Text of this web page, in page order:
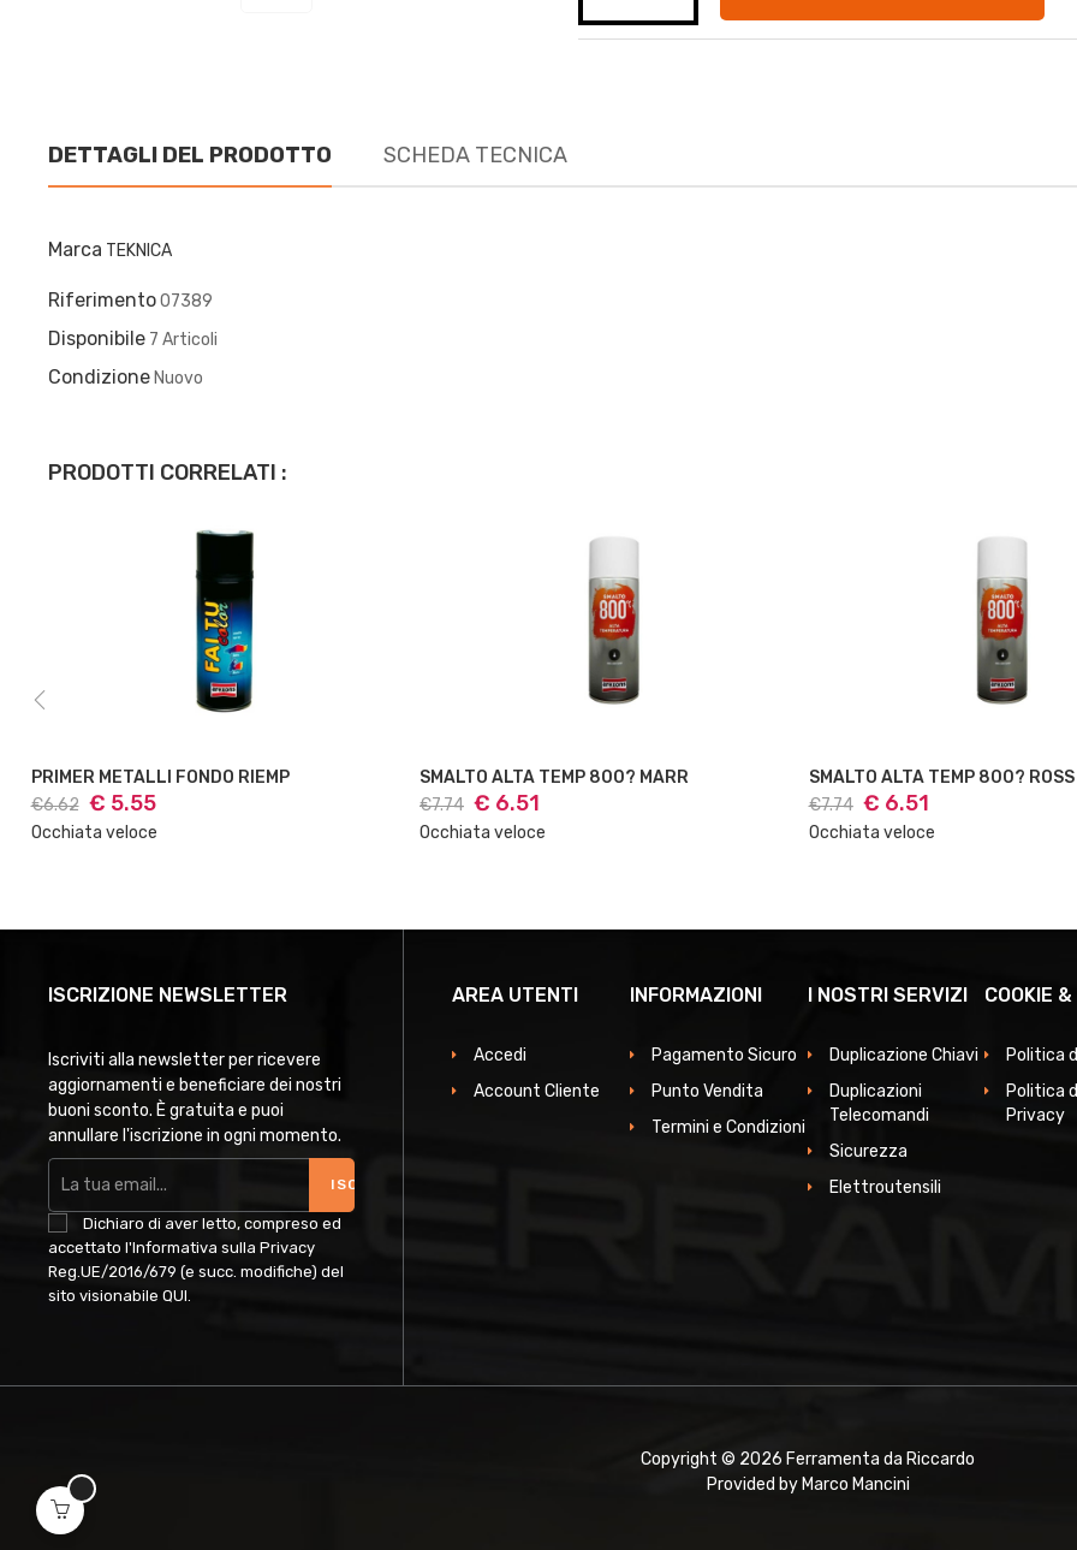
DETTAGLI DEL PRODOTTO SCHEDA TECNICA
Marca TEKNICA
Riferimento07389
Disponibile 7 Articoli
Condizione Nuovo
PRODOTTI CORRELATI :
PRIMER METALLI FONDO RIEMP
€6.62 € 5.55
Occhiata veloce
SMALTO ALTA TEMP 800? MARR
€7.74 € 6.51
Occhiata veloce
SMALTO ALTA TEMP 800? ROSS
€7.74 € 6.51
Occhiata veloce
ISCRIZIONE NEWSLETTER
Iscriviti alla newsletter per ricevere
aggiornamenti e beneficiare dei nostri
buoni sconto. È gratuita e puoi
annullare l'iscrizione in ogni momento.
ISCRIVITI
Dichiaro di aver letto, compreso ed
accettato l'Informativa sulla Privacy
Reg.UE/2016/679 (e succ. modifiche) del
sito visionabile QUI.
AREA UTENTI
Accedi
Account Cliente
INFORMAZIONI
Pagamento Sicuro
Punto Vendita
Termini e Condizioni
I NOSTRI SERVIZI
Duplicazione Chiavi
Duplicazioni
Telecomandi
Sicurezza
Elettroutensili
COOKIE
Politica
Politica
Privacy
Copyright © 2026 Ferramenta da Riccardo
Provided by Marco Mancini